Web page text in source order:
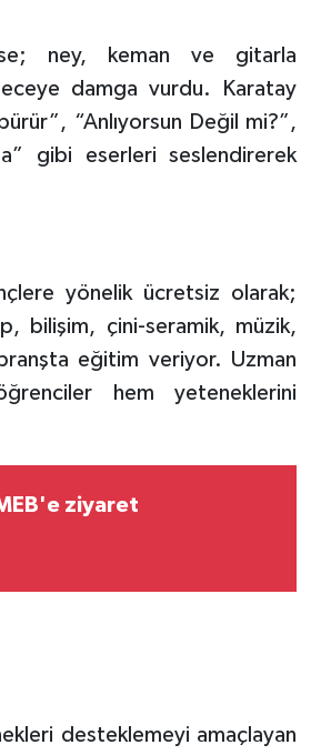
ney, keman ve gitarla
damga vurdu. Karatay
“Anlıyorsun Değil mi?”,
gibi eserleri seslendirerek
yönelik ücretsiz olarak;
bilişim, çini-seramik, müzik,
eğitim veriyor. Uzman
hem yeteneklerini
ziyaret
desteklemeyi amaçlayan